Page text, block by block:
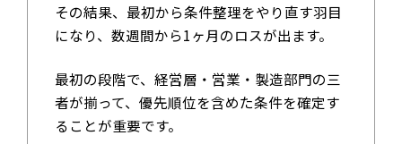
その結果、最初から条件整理をやり直す羽目
になり、数週間から1ヶ月のロスが出ます。
最初の段階で、経営層・営業・製造部門の三
者が揃って、優先順位を含めた条件を確定す
ることが重要です。